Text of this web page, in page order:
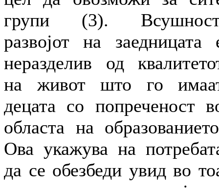
групи (3).
развојот на заедницата
неразделив од
на живот што го
децата со попреченост
областа на
Ова укажува на
да се обезбеди увид во